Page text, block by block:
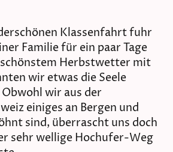
Klassenfahrt fuhr
Familie für ein paar Tage
schönstem Herbstwetter mit
wir etwas die Seele
wir aus der
einiges an Bergen und
sind, überrascht uns doch
sehr wellige Hochufer-Weg